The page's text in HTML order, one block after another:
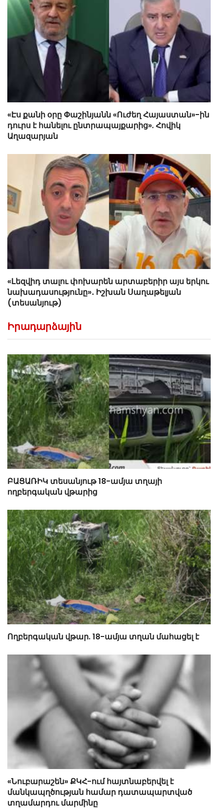
«Էս քանի օրը Փաշինյանն «Ուժեղ Հայաստան»-ին
դուրս է հանելու ընտրապայքարից». Հովիկ
Աղազարյան
«Լեզվիդ տալու փոխարեն արտաբերիր այս երկու
նախադասությունը»․ Իշխան Սաղաթելյան
(տեսանյութ)
Իրադարձային
ԲԱՑԱՌԻԿ տեսանյութ 18-ամյա տղայի
ողբերգական վթարից
Ողբերգական վթար. 18-ամյա տղան մահացել է
«Նուբարաշեն» ՔԿՀ-ում հայտնաբերվել է
մանկապղծության համար դատապարտված
տղամարդու մարմինը